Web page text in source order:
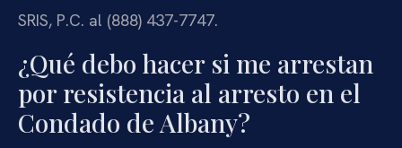
SRIS, P.C. al (888) 437-7747.
¿Qué debo hacer si me arrestan
por resistencia al arresto en el
Condado de Albany?